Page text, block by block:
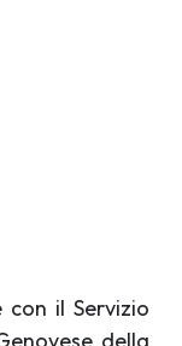
con il Servizio
della